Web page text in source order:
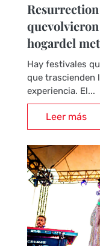
hogardel
Hay festivales
que trascienden
experiencia. El...
Leer más